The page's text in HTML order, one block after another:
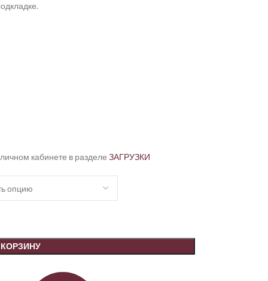
кабинете в разделе ЗАГРУЗКИ
КОРЗИНУ